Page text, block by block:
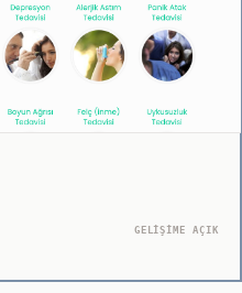
GELİŞİME AÇIK